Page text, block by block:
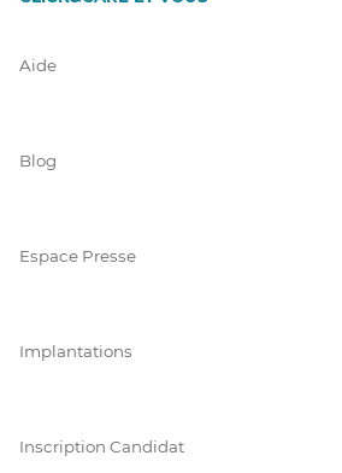
Aide
Blog
Espace Presse
Implantations
Inscription Candidat